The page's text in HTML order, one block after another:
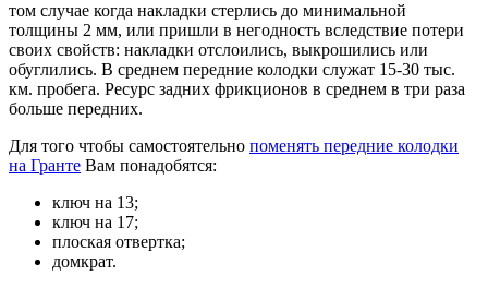
том случае когда накладки стерлись до минимальной
толщины 2 мм, или пришли в негодность вследствие потери
своих свойств: накладки отслоились, выкрошились или
обуглились. В среднем передние колодки служат 15-30 тыс.
км. пробега. Ресурс задних фрикционов в среднем в три раза
больше передних.
Для того чтобы самостоятельно поменять передние колодки
на Гранте Вам понадобятся:
ключ на 13;
ключ на 17;
плоская отвертка;
домкрат.